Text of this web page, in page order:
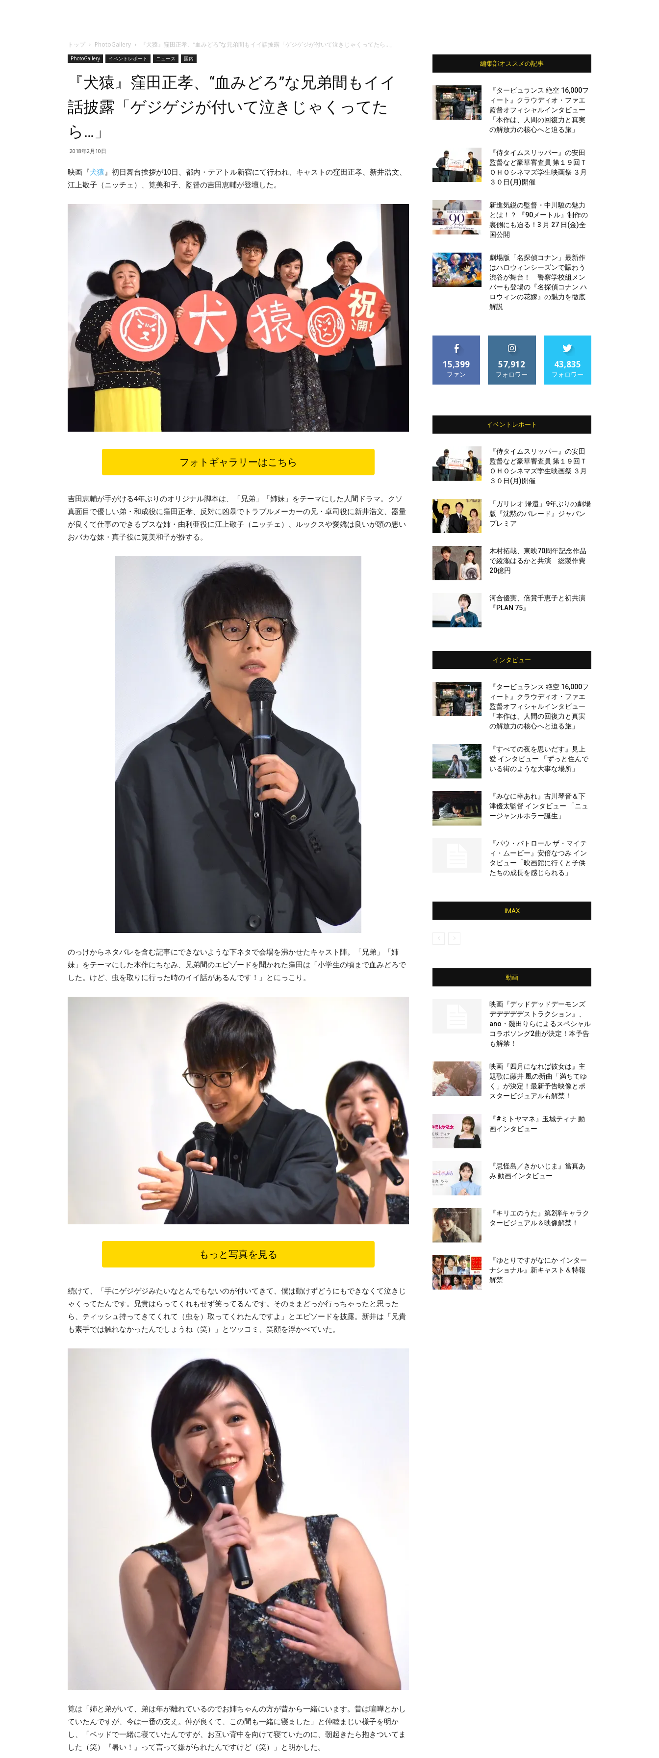
トップ PhotoGallery 『犬猿』窪田正孝、“血みどろ”な兄弟間もイイ話披露「ゲジゲジが付いて泣きじゃくってたら…」
PhotoGallery イベントレポート ニュース 国内
『犬猿』窪田正孝、“血みどろ”な兄弟間もイイ
話披露「ゲジゲジが付いて泣きじゃくってた
ら…」
2018年2月10日
映画『犬猿 』初日舞台挨拶が10日、都内・テアトル新宿にて行われ、キャストの窪田正孝、新井浩文、
江上敬子（ニッチェ）、筧美和子、監督の吉田恵輔が登壇した。
フォトギャラリーはこちら
吉田恵輔が手がける4年ぶりのオリジナル脚本は、「兄弟」「姉妹」をテーマにした人間ドラマ。クソ
真面目で優しい弟・和成役に窪田正孝、反対に凶暴でトラブルメーカーの兄・卓司役に新井浩文、器量
が良くて仕事のできるブスな姉・由利亜役に江上敬子（ニッチェ）、ルックスや愛嬌は良いが頭の悪い
おバカな妹・真子役に筧美和子が扮する。
のっけからネタバレを含む記事にできないような下ネタで会場を沸かせたキャスト陣。「兄弟」「姉
妹」をテーマにした本作にちなみ、兄弟間のエピゾードを聞かれた窪田は「小学生の頃まで血みどろで
した。けど、虫を取りに行った時のイイ話があるんです！」とにっこり。
もっと写真を見る
続けて、「手にゲジゲジみたいなとんでもないのが付いてきて、僕は動けずどうにもできなくて泣きじ
ゃくってたんです。兄貴はらってくれもせず笑ってるんです。そのままどっか行っちゃったと思った
ら、ティッシュ持ってきてくれて（虫を）取ってくれたんですよ」とエピソードを披露。新井は「兄貴
も素手では触れなかったんでしょうね（笑）」とツッコミ、笑顔を浮かべていた。
筧は「姉と弟がいて、弟は年が離れているのでお姉ちゃんの方が昔から一緒にいます。昔は喧嘩とかし
ていたんですが、今は一番の支え。仲が良くて、この間も一緒に寝ました」と仲睦まじい様子を明か
し、「ベッドで一緒に寝ていたんですが、お互い背中を向けて寝ていたのに、朝起きたら抱きついてま
した（笑）『暑い！』って言って嫌がられたんですけど（笑）」と明かした。
編集部オススメの記事
『タービュランス 絶空 16,000フ
ィート』クラウディオ・ファエ
監督オフィシャルインタビュー
「本作は、人間の回復力と真実
の解放力の核心へと迫る旅」
『侍タイムスリッパー』の安田
監督など豪華審査員 第１９回Ｔ
ＯＨＯシネマズ学生映画祭 ３月
３０日(月)開催
新進気鋭の監督・中川駿の魅力
とは！？ 『90メートル』制作の
裏側にも迫る！3 月 27 日(金)全
国公開
劇場版「名探偵コナン」最新作
はハロウィンシーズンで賑わう
渋谷が舞台！ 警察学校組メン
バーも登場の『名探偵コナン ハ
ロウィンの花嫁』の魅力を徹底
解説
15,399
ファン
57,912
フォロワー
43,835
フォロワー
イベントレポート
『侍タイムスリッパー』の安田
監督など豪華審査員 第１９回Ｔ
ＯＨＯシネマズ学生映画祭 ３月
３０日(月)開催
「ガリレオ 帰還」9年ぶりの劇場
版『沈黙のパレード』ジャパン
プレミア
木村拓哉、東映70周年記念作品
で綾瀬はるかと共演 総製作費
20億円
河合優実、倍賞千恵子と初共演
『PLAN 75』
インタビュー
『タービュランス 絶空 16,000フ
ィート』クラウディオ・ファエ
監督オフィシャルインタビュー
「本作は、人間の回復力と真実
の解放力の核心へと迫る旅」
『すべての夜を思いだす』見上
愛 インタビュー 「ずっと住んで
いる街のような大事な場所」
『みなに幸あれ』古川琴音＆下
津優太監督 インタビュー 「ニュ
ージャンルホラー誕生」
『パウ・パトロール ザ・マイテ
ィ・ムービー』安倍なつみ イン
タビュー「映画館に行くと子供
たちの成長を感じられる」
IMAX
動画
映画『デッドデッドデーモンズ
デデデデデストラクション』、
ano・幾田りらによるスペシャル
コラボソング2曲が決定！本予告
も解禁！
映画『四月になれば彼女は』主
題歌に藤井 風の新曲「満ちてゆ
く」が決定！最新予告映像とポ
スタービジュアルも解禁！
『#ミトヤマネ』玉城ティナ 動
画インタビュー
『忌怪島／きかいじま』當真あ
み 動画インタビュー
『キリエのうた』第2弾キャラク
タービジュアル＆映像解禁！
『ゆとりですがなにか インター
ナショナル』新キャスト＆特報
解禁